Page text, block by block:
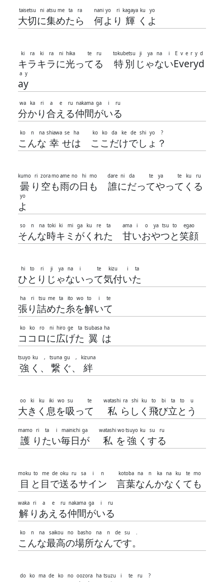
大切
taisetsu
に
ni
集
atsu
め
me
た
ta
ら
ra
何
nani
よ
yo
り
ri
輝
kagaya
く
ku
よ
yo
キ
ki
ラ
ra
キ
ki
ラ
ra
に
ni
光
hika
って
te
る
ru
特別
tokubetsu
じ
ji
ゃ
ya
な
na
い
i
E
E
v
v
e
e
r
r
y
y
d
d
a
a
y
y
分
wa
か
ka
り
ri
合
a
え
e
る
ru
仲間
nakama
が
ga
い
i
る
ru
こ
ko
ん
n
な
na
幸
shiawa
せ
se
は
ha
こ
ko
こ
ko
だ
da
け
ke
で
de
し
shi
ょ
yo
？
?
曇
kumo
り
ri
空
zora
も
mo
雨
ame
の
no
日
hi
も
mo
誰
dare
に
ni
だ
da
って
te
や
ya
って
te
く
ku
る
ru
よ
yo
そ
so
ん
n
な
na
時
toki
キ
ki
ミ
mi
が
ga
く
ku
れ
re
た
ta
甘
ama
い
i
お
o
や
ya
つ
tsu
と
to
笑顔
egao
ひ
hi
と
to
り
ri
じ
ji
ゃ
ya
な
na
い
i
って
te
気付
kizu
い
i
た
ta
張
ha
り
ri
詰
tsu
め
me
た
ta
糸
ito
を
wo
解
to
い
i
て
te
コ
ko
コ
ko
ロ
ro
に
ni
広
hiro
げ
ge
た
ta
翼
tsubasa
は
ha
強
tsuyo
く
ku
、
,
繋
tsuna
ぐ
gu
、
,
絆
kizuna
大
oo
き
ki
く
ku
息
iki
を
wo
吸
su
って
te
私
watashi
ら
ra
し
shi
く
ku
飛
to
び
bi
立
ta
と
to
う
u
護
mamo
り
ri
た
ta
い
i
毎日
mainichi
が
ga
私
watashi
を
wo
強
tsuyo
く
ku
す
su
る
ru
目
moku
と
to
目
me
で
de
送
oku
る
ru
サ
sa
イ
i
ン
n
言葉
kotoba
な
na
ん
n
か
ka
な
na
く
ku
て
te
も
mo
解
waka
り
ri
あ
a
え
e
る
ru
仲間
nakama
が
ga
い
i
る
ru
こ
ko
ん
n
な
na
最高
saikou
の
no
場所
basho
な
na
ん
n
で
de
す
su
。
.
do ko ma de ko no oozora ha tsuzu i te ru ?